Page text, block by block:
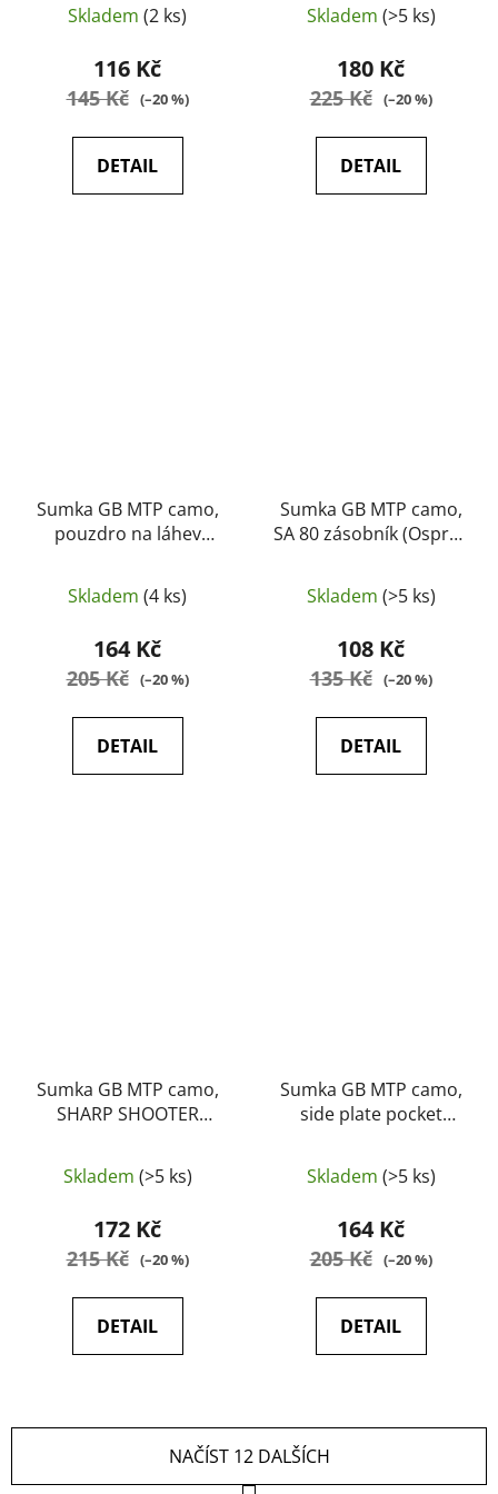
Skladem (2 ks)
116 Kč
145 Kč (–20 %)
DETAIL
Skladem (>5 ks)
180 Kč
225 Kč (–20 %)
DETAIL
Sumka GB MTP camo,
pouzdro na láhev
(originál, použité)
Skladem (4 ks)
164 Kč
205 Kč (–20 %)
DETAIL
Sumka GB MTP camo,
SA 80 zásobník (Osprey
použité)
Skladem (>5 ks)
108 Kč
135 Kč (–20 %)
DETAIL
Sumka GB MTP camo,
SHARP SHOOTER
(originál, jako nové)
Skladem (>5 ks)
172 Kč
215 Kč (–20 %)
DETAIL
Sumka GB MTP camo,
side plate pocket
(originál, jako nové)
Skladem (>5 ks)
164 Kč
205 Kč (–20 %)
DETAIL
NAČÍST 12 DALŠÍCH